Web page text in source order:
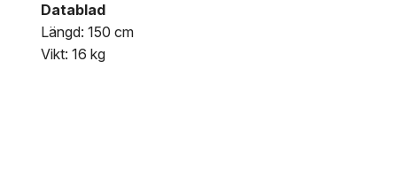
Datablad
Längd: 150 cm
Vikt: 16 kg